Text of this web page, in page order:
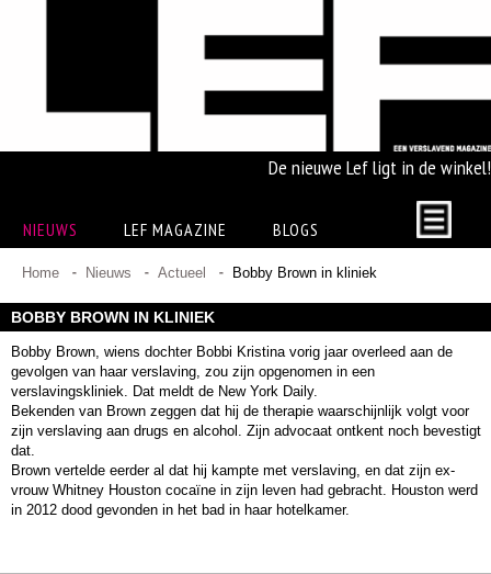
De nieuwe Lef ligt in de winkel!
NIEUWS LEF MAGAZINE BLOGS
Home Nieuws Actueel Bobby Brown in kliniek
BOBBY BROWN IN KLINIEK
Bobby Brown, wiens dochter Bobbi Kristina vorig jaar overleed aan de
gevolgen van haar verslaving, zou zijn opgenomen in een
verslavingskliniek. Dat meldt de New York Daily.
Bekenden van Brown zeggen dat hij de therapie waarschijnlijk volgt voor
zijn verslaving aan drugs en alcohol. Zijn advocaat ontkent noch bevestigt
dat.
Brown vertelde eerder al dat hij kampte met verslaving, en dat zijn ex-
vrouw Whitney Houston cocaïne in zijn leven had gebracht. Houston werd
in 2012 dood gevonden in het bad in haar hotelkamer.